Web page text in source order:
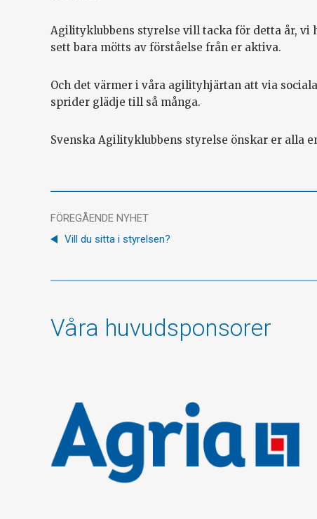
Agilityklubbens styrelse vill tacka för detta år, vi
sett bara mötts av förståelse från er aktiva.
Och det värmer i våra agilityhjärtan att via
sprider glädje till så många.
Svenska Agilityklubbens styrelse önskar er alla
FÖREGÅENDE NYHET
Vill du sitta i styrelsen?
Våra huvudsponsorer